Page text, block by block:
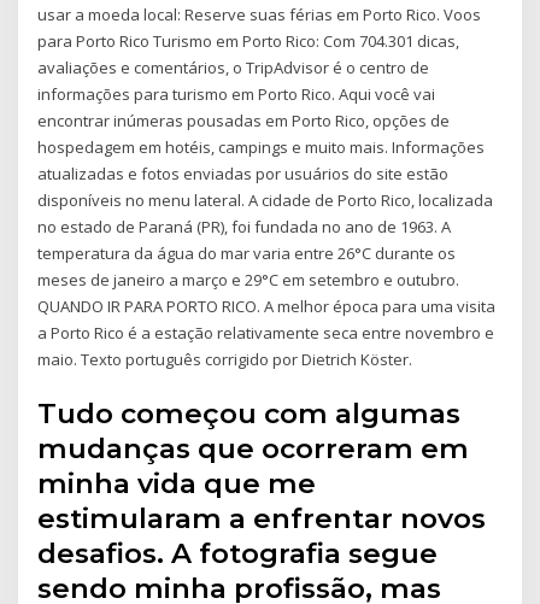
usar a moeda local: Reserve suas férias em Porto Rico. Voos
para Porto Rico Turismo em Porto Rico: Com 704.301 dicas,
avaliações e comentários, o TripAdvisor é o centro de
informações para turismo em Porto Rico. Aqui você vai
encontrar inúmeras pousadas em Porto Rico, opções de
hospedagem em hotéis, campings e muito mais. Informações
atualizadas e fotos enviadas por usuários do site estão
disponíveis no menu lateral. A cidade de Porto Rico, localizada
no estado de Paraná (PR), foi fundada no ano de 1963. A
temperatura da água do mar varia entre 26°C durante os
meses de janeiro a março e 29°C em setembro e outubro.
QUANDO IR PARA PORTO RICO. A melhor época para uma visita
a Porto Rico é a estação relativamente seca entre novembro e
maio. Texto português corrigido por Dietrich Köster.
Tudo começou com algumas
mudanças que ocorreram em
minha vida que me
estimularam a enfrentar novos
desafios. A fotografia segue
sendo minha profissão, mas